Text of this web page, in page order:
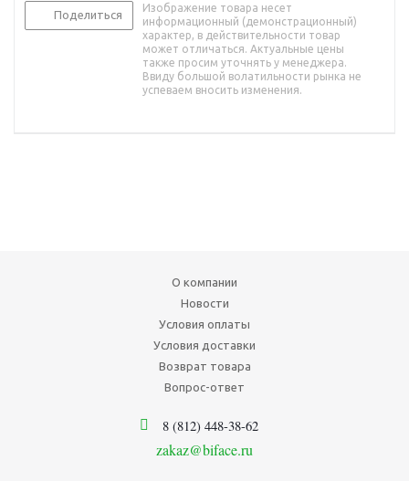
Поделиться
Изображение товара несет
информационный (демонстрационный)
характер, в действительности товар
может отличаться. Актуальные цены
также просим уточнять у менеджера.
Ввиду большой волатильности рынка не
успеваем вносить изменения.
О компании
Новости
Условия оплаты
Условия доставки
Возврат товара
Вопрос-ответ
8 (812) 448-38-62
zakaz@biface.ru